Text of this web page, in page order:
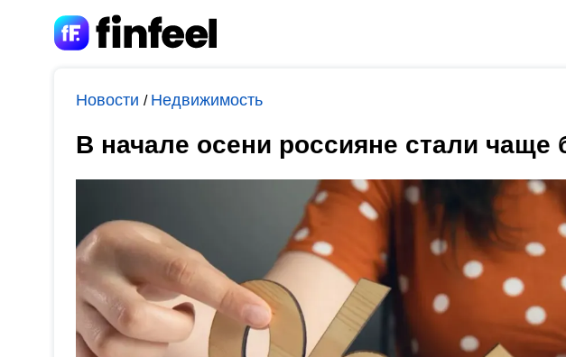
Новости / Недвижимость
В начале осени россияне стали чаще